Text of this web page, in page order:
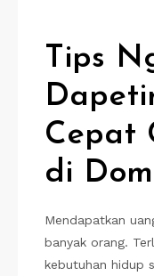
Tips
Cepat
di
Mendapatkan
banyak orang.
kebutuhan hidup